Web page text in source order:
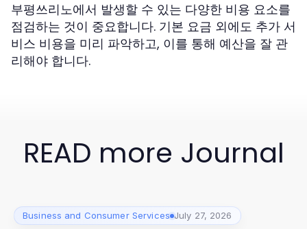
부평쓰리노에서 발생할 수 있는 다양한 비용 요소를
점검하는 것이 중요합니다. 기본 요금 외에도 추가 서
비스 비용을 미리 파악하고, 이를 통해 예산을 잘 관
리해야 합니다.
READ more Journal
Business and Consumer Services July 27, 2026